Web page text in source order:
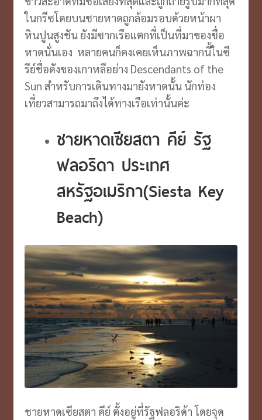
ในกรีซโดยบนชายหาดถูกล้อมรอบด้วยหน้าผา
หินปูนสูงชัน ยังมีซากเรือแตกที่เป็นที่มาของชื่อ
หาดนั่นเอง หลายคนก็คงเคยเห็นภาพฉากนี้ในซี
รีย์ชื่อดังของเกาหลีอย่าง Descendants of the
Sun สำหรับการเดินทางมายังหาดนั้น นักท่อง
เที่ยวสามารถมาถึงได้ทางเรือเท่านั้นค่ะ
ชายหาดเซียสตา คีย์ รัฐ
ฟลอริดา ประเทศ
สหรัฐอเมริกา(Siesta Key
Beach)
ชายหาดเซียสตา คีย์ ตั้งอยู่ที่รัฐฟลอริด้า โดยจุด